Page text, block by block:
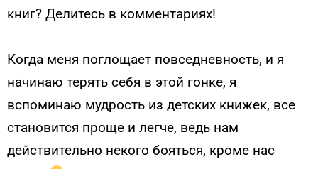
книг? Делитесь в комментариях!
Когда меня поглощает повседневность, и я
начинаю терять себя в этой гонке, я
вспоминаю мудрость из детских книжек, все
становится проще и легче, ведь нам
действительно некого бояться, кроме нас